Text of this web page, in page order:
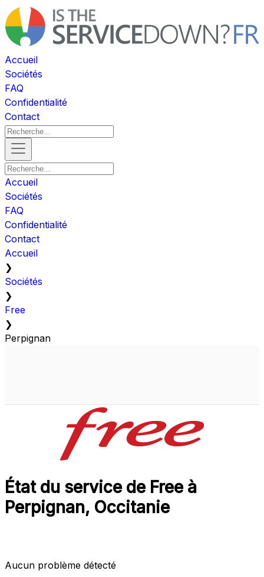
Accueil
Sociétés
FAQ
Confidentialité
Contact
Accueil
Sociétés
FAQ
Confidentialité
Contact
Accueil
❯
Sociétés
❯
Free
❯
Perpignan
État du service de Free à
Perpignan, Occitanie
Aucun problème détecté